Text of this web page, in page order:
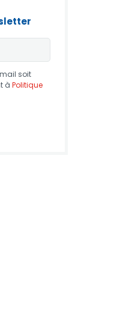
soit
à Politique